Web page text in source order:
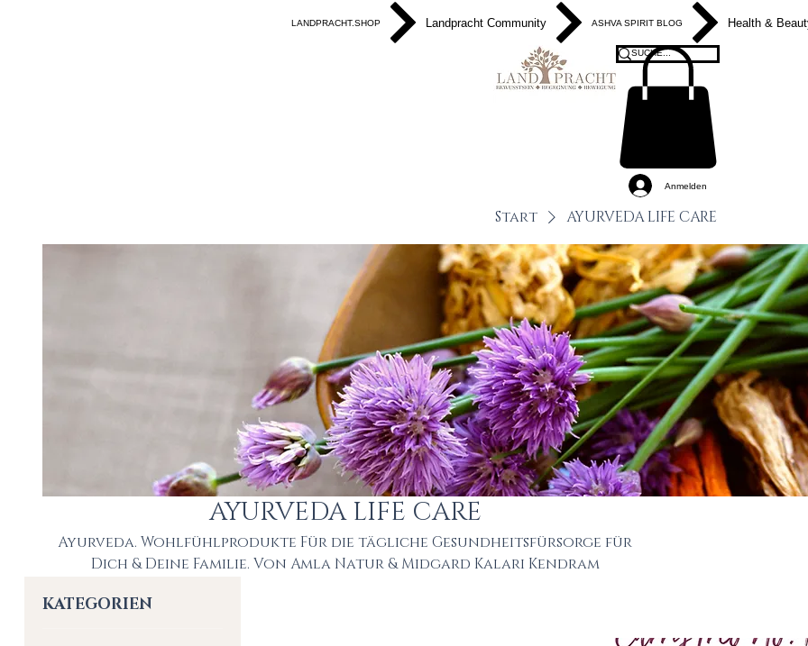
LANDPRACHT.SHOP Landpracht Community ASHVA SPIRIT BLOG Health &
Anmelden
Start AYURVEDA LIFE CARE
AYURVEDA LIFE CARE
Ayurveda. Wohlfühlprodukte Für die tägliche Gesundheitsfürsorge für
Dich & Deine Familie. Von Amla Natur & Midgard Kalari Kendram
KATEGORIEN